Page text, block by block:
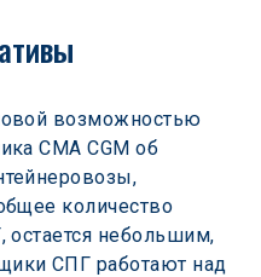
возможностью
CMA CGM об
количество
небольшим,
СПГ работают над